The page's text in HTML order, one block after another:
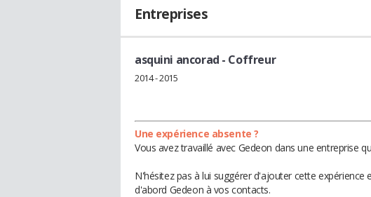
Entreprises
asquini ancorad - Coffreur
2014 - 2015
Une expérience absente ?
Vous avez travaillé avec Gedeon dans une entreprise
N'hésitez pas à lui suggérer d'ajouter cette
d'abord Gedeon à vos contacts.